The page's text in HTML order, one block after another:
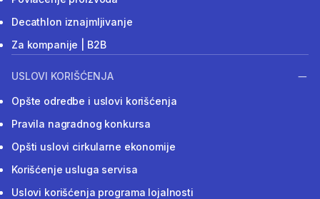
Decathlon iznajmljivanje
Za kompanije | B2B
USLOVI KORIŠĆENJA
Opšte odredbe i uslovi korišćenja
Pravila nagradnog konkursa
Opšti uslovi cirkularne ekonomije
Korišćenje usluga servisa
Uslovi korišćenja programa lojalnosti